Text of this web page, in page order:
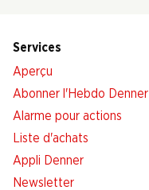
Services
Aperçu
Abonner l'Hebdo Denner
Alarme pour actions
Liste d'achats
Appli Denner
Newsletter